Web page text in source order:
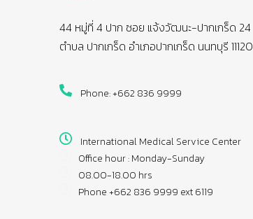
44 หมู่ที่ 4 ปาก ซอย แจ้งวัฒนะ-ปากเกร็ด 24
ตำบล ปากเกร็ด อำเภอปากเกร็ด นนทบุรี 11120
Phone: +662 836 9999
International Medical Service Center
Office hour : Monday-Sunday
08.00-18.00 hrs
Phone +662 836 9999 ext 6119